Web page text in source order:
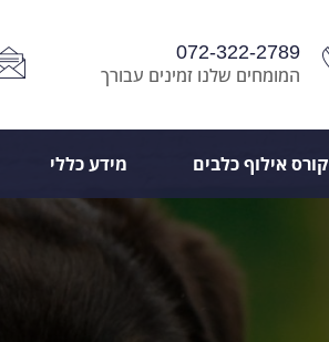
072-322-2789
המומחים שלנו זמינים עבורך
קורס אילוף כלבים מידע כללי